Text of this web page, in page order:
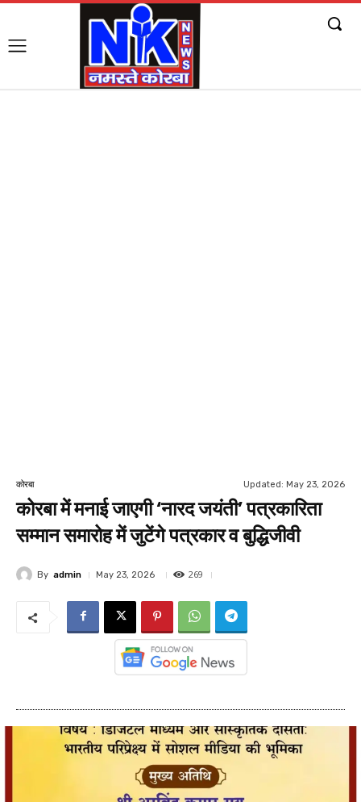
कोरबा Updated: May 23, 2026
कोरबा में मनाई जाएगी ‘नारद जयंती’ पत्रकारिता
सम्मान समारोह में जुटेंगे पत्रकार व बुद्धिजीवी
By admin May 23, 2026 269